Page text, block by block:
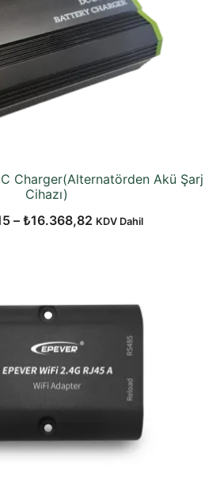
Charger(Alternatörden Akü Şarj
Cihazı)
– ₺16.368,82Fiyat
₺16.368,82
KDV Dahil